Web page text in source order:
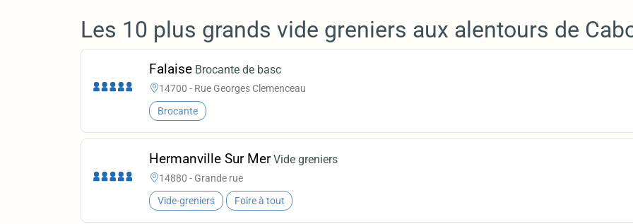
Les 10 plus grands vide greniers aux alentours de
Falaise Brocante de basc
14700 - Rue Georges Clemenceau
Brocante
Hermanville Sur Mer Vide greniers
14880 - Grande rue
Vide-greniers Foire à tout